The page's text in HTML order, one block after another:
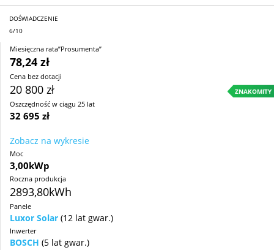
DOŚWIADCZENIE
6/10
Miesięczna rata”Prosumenta”
78,24 zł
Cena bez dotacji
20 800 zł ZNAKOMITY
Oszczędność w ciągu 25 lat
32 695 zł
Zobacz na wykresie
Moc
3,00kWp
Roczna produkcja
2893,80kWh
Panele
Luxor Solar (12 lat gwar.)
Inwerter
BOSCH (5 lat gwar.)